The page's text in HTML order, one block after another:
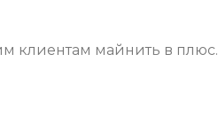
клиентам майнить в плюс.